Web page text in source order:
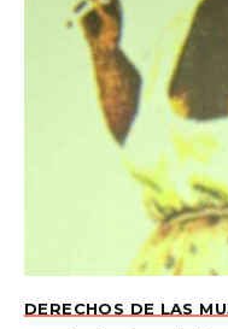
DERECHOS DE LAS